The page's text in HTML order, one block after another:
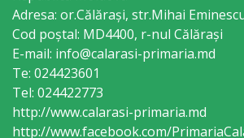
Comisii
de
specialitate
Regulamentul
Adresa: or.Călăraşi, str.Mihai
Cod poștal: MD4400, r-nul Călăraşi
E-mail: info@calarasi-primaria.md
Te: 024423601
Tel: 024422773
http://www.calarasi-primaria.md
http://www.facebook.com/